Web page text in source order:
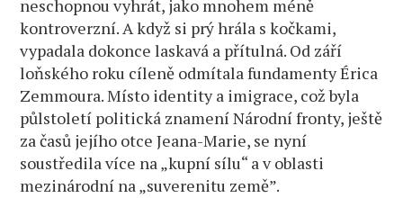
neschopnou vyhrát, jako mnohem méně
kontroverzní. A když si prý hrála s kočkami,
vypadala dokonce laskavá a přítulná. Od září
loňského roku cíleně odmítala fundamenty Érica
Zemmoura. Místo identity a imigrace, což byla
půlstoletí politická znamení Národní fronty, ještě
za časů jejího otce Jeana-Marie, se nyní
soustředila více na „kupní sílu“ a v oblasti
mezinárodní na „suverenitu země”.